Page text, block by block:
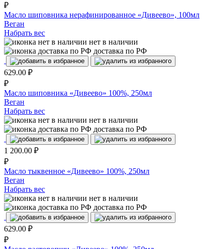
₽
Масло шиповника нерафинированное «Дивеево», 100мл
Веган
Набрать вес
нет в наличии
доставка по РФ
629.00 ₽
₽
Масло шиповника «Дивеево» 100%, 250мл
Веган
Набрать вес
нет в наличии
доставка по РФ
1 200.00 ₽
₽
Масло тыквенное «Дивеево» 100%, 250мл
Веган
Набрать вес
нет в наличии
доставка по РФ
629.00 ₽
₽